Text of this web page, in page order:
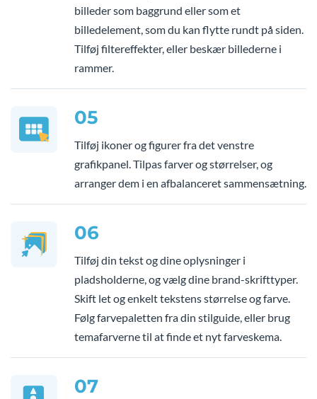
billeder som baggrund eller som et
billedelement, som du kan flytte rundt på siden.
Tilføj filtereffekter, eller beskær billederne i
rammer.
05
Tilføj ikoner og figurer fra det venstre
grafikpanel. Tilpas farver og størrelser, og
arranger dem i en afbalanceret sammensætning.
06
Tilføj din tekst og dine oplysninger i
pladsholderne, og vælg dine brand-skrifttyper.
Skift let og enkelt tekstens størrelse og farve.
Følg farvepaletten fra din stilguide, eller brug
temafarverne til at finde et nyt farveskema.
07